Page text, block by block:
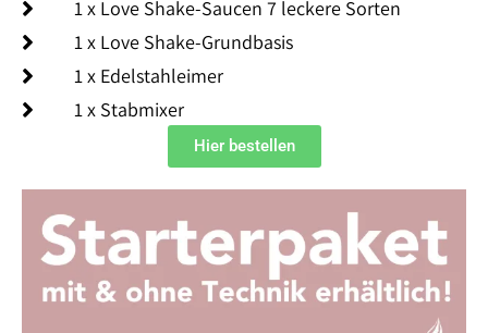
1 x Love Shake-Saucen 7 leckere Sorten
1 x Love Shake-Grundbasis
1 x Edelstahleimer
1 x Stabmixer
Hier bestellen